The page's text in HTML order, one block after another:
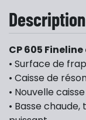
CP 605
• Surface de
• Caisse de
• Nouvelle
• Basse